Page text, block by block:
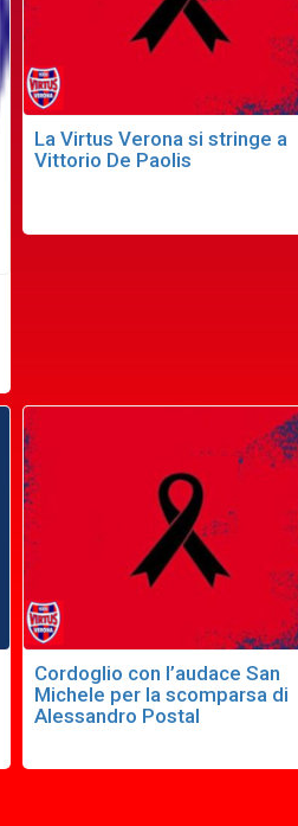
La Virtus Verona si stringe a
Vittorio De Paolis
Cordoglio con l’audace San
Michele per la scomparsa di
Alessandro Postal